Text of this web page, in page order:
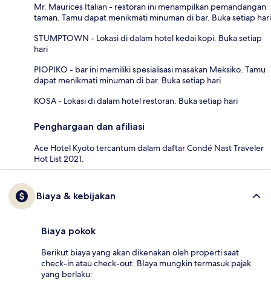
Mr. Maurices Italian - restoran ini menampilkan pemandangan
taman. Tamu dapat menikmati minuman di bar. Buka setiap hari
STUMPTOWN - Lokasi di dalam hotel kedai kopi. Buka setiap
hari
PIOPIKO - bar ini memiliki spesialisasi masakan Meksiko. Tamu
dapat menikmati minuman di bar. Buka setiap hari
KOSA - Lokasi di dalam hotel restoran. Buka setiap hari
Penghargaan dan afiliasi
Ace Hotel Kyoto tercantum dalam daftar Condé Nast Traveler
Hot List 2021.
Biaya & kebijakan
Biaya pokok
Berikut biaya yang akan dikenakan oleh properti saat
check-in atau check-out. BIaya mungkin termasuk pajak
yang berlaku: